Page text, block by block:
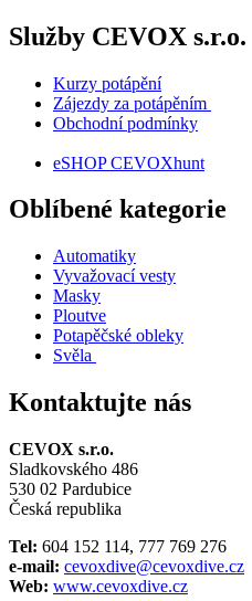
Služby CEVOX s.r.o.
Kurzy potápění
Zájezdy za potápěním
Obchodní podmínky
eSHOP CEVOXhunt
Oblíbené kategorie
Automatiky
Vyvažovací vesty
Masky
Ploutve
Potapěčské obleky
Svěla
Kontaktujte nás
CEVOX s.r.o.
Sladkovského 486
530 02 Pardubice
Česká republika
Tel: 604 152 114, 777 769 276
e-mail: cevoxdive@cevoxdive.cz
Web: www.cevoxdive.cz